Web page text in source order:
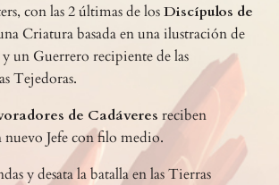
con las 2 últimas de losDiscípulos de
Criatura basada en una ilustración de
un Guerrero recipiente de las
Tejedoras.
de Cadáveres reciben
nuevo Jefe con filo medio.
y desata la batalla en las Tierras